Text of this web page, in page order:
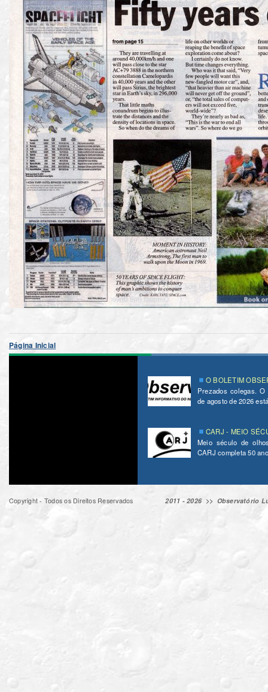
Página Inicial
O BOLETIM
Prezados colegas.
de agosto de 2026
CARJ - MEIO
Meio século de
CARJ completa 50
Copyright - Todos os Direitos Reservados 2011 - 2026 >> Observatório